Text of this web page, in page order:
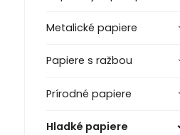
Metalické papiere
Papiere s ražbou
Prírodné papiere
Hladké papiere